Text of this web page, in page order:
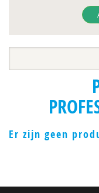
Er zijn geen